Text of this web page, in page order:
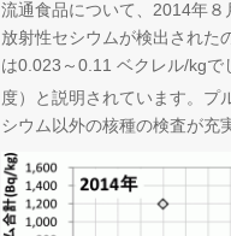
流通食品について、2014年
放射性セシウムが検出された
は0.023～0.11 ベクレル/kgで
度）と説明されています。プ
シウム以外の核種の検査が充